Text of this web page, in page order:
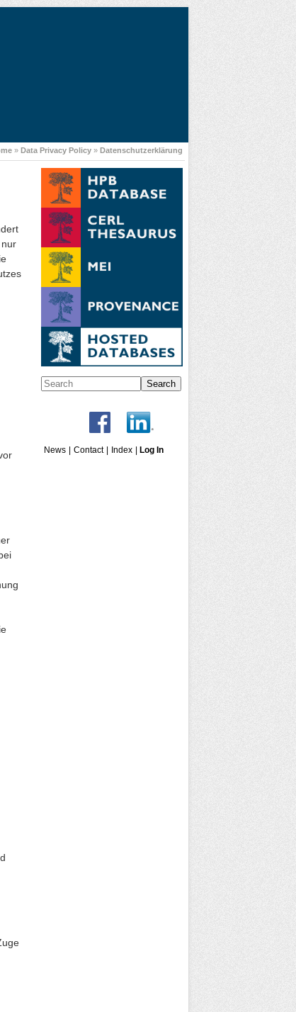
» Data Privacy Policy » Datenschutzerklärung
Search
News Contact Index Log In